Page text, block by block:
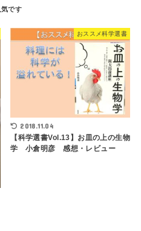
おススメ科学選書
2018.11.04
【科学選書Vol.13】お皿の上の生物
学 小倉明彦 感想・レビュー